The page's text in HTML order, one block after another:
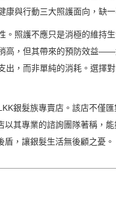
與行動三大照護面向，缺
照護不應只是消極的維持
高，但其帶來的預防效益
，而非單純的消耗。選擇
銀髮族專賣店。該店不僅匯
以其專業的諮詢團隊著稱，
，讓銀髮生活無後顧之憂。